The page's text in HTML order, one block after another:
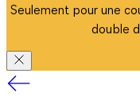
Seulement pour une
double